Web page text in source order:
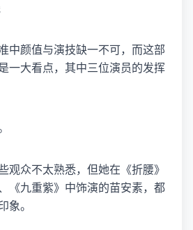
中颜值与演技缺一不可，而这部
一大看点，其中三位演员的发挥
观众不太熟悉，但她在《折腰》
《九重紫》中饰演的苗安素，都
象。